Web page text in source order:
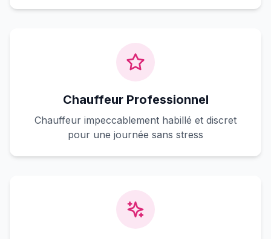
Chauffeur Professionnel
Chauffeur impeccablement habillé et discret
pour une journée sans stress